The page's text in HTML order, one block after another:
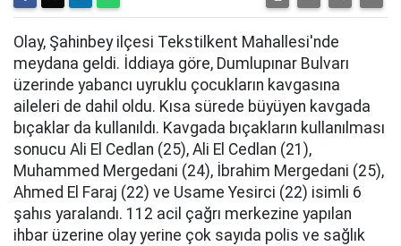
Olay, Şahinbey ilçesi Tekstilkent Mahallesi'nde
meydana geldi. İddiaya göre, Dumlupınar Bulvarı
üzerinde yabancı uyruklu çocukların kavgasına
aileleri de dahil oldu. Kısa sürede büyüyen kavgada
bıçaklar da kullanıldı. Kavgada bıçakların kullanılması
sonucu Ali El Cedlan (25), Ali El Cedlan (21),
Muhammed Mergedani (24), İbrahim Mergedani (25),
Ahmed El Faraj (22) ve Usame Yesirci (22) isimli 6
şahıs yaralandı. 112 acil çağrı merkezine yapılan
ihbar üzerine olay yerine çok sayıda polis ve sağlık